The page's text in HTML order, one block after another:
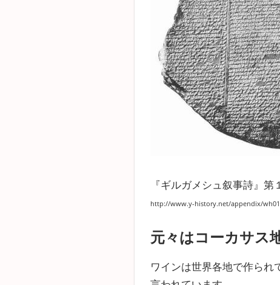
『ギルガメシュ叙事詩』第
http://www.y-history.net/appendix/
元々はコーカサス
ワインは世界各地で作られ